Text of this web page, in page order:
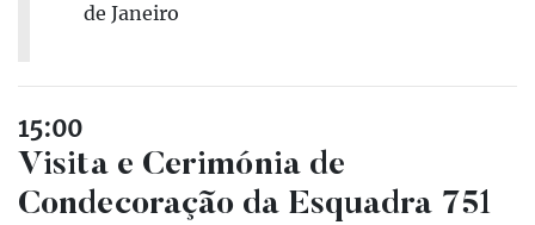
de Janeiro
15:00
Visita e Cerimónia de
Condecoração da Esquadra 751